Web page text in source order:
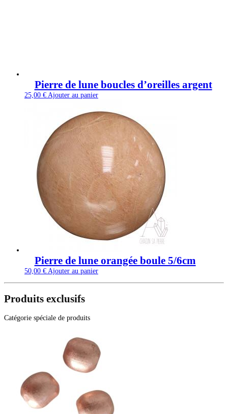
Pierre de lune boucles d’oreilles argent
25,00 € Ajouter au panier
Pierre de lune orangée boule 5/6cm
50,00 € Ajouter au panier
Produits exclusifs
Catégorie spéciale de produits